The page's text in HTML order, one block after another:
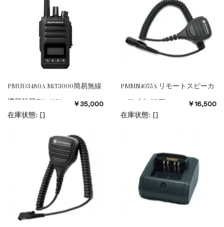
PMUD3480A MiT3000簡易無線
機登録局5W（3R）
￥35,000
在庫状態: []
PMMN4075A リモートスピーカ
ーマイク (IP57)
￥16,500
在庫状態: []